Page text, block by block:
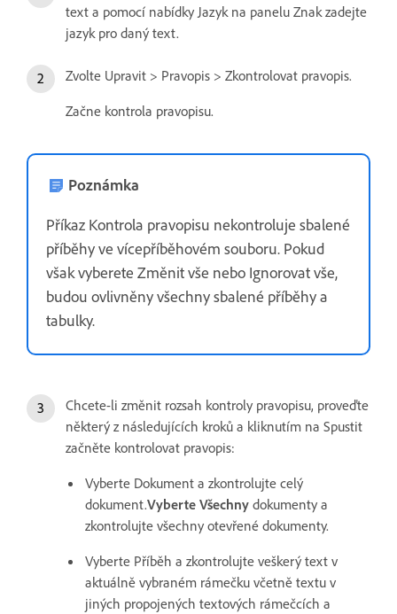
text a pomocí nabídky Jazyk na panelu Znak zadejte
jazyk pro daný text.
Zvolte Upravit > Pravopis > Zkontrolovat pravopis.
Začne kontrola pravopisu.
Poznámka
Příkaz Kontrola pravopisu nekontroluje sbalené
příběhy ve vícepříběhovém souboru. Pokud
však vyberete Změnit vše nebo Ignorovat vše,
budou ovlivněny všechny sbalené příběhy a
tabulky.
Chcete-li změnit rozsah kontroly pravopisu, proveďte
některý z následujících kroků a kliknutím na Spustit
začněte kontrolovat pravopis:
Vyberte Dokument a zkontrolujte celý
dokument.Vyberte Všechny dokumenty a
zkontrolujte všechny otevřené dokumenty.
Vyberte Příběh a zkontrolujte veškerý text v
aktuálně vybraném rámečku včetně textu v
jiných propojených textových rámečcích a